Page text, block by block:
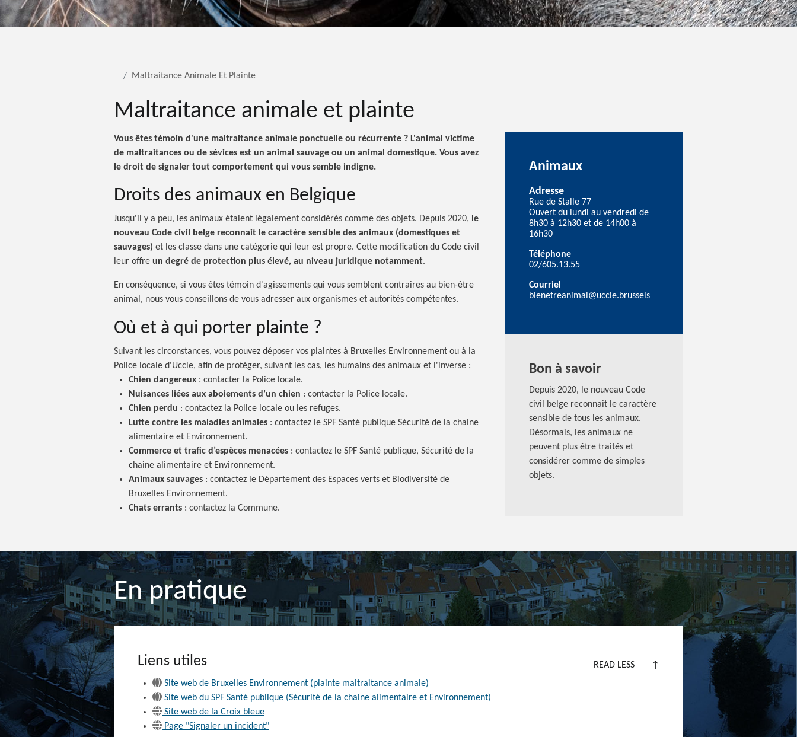
Maltraitance Animale Et Plainte
Maltraitance animale et plainte
Vous êtes témoin d'une maltraitance animale ponctuelle ou récurrente ? L'animal victime
de maltraitances ou de sévices est un animal sauvage ou un animal domestique. Vous avez
le droit de signaler tout comportement qui vous semble indigne.
Droits des animaux en Belgique
Jusqu'il y a peu, les animaux étaient légalement considérés comme des objets. Depuis 2020, le
nouveau Code civil belge reconnait le caractère sensible des animaux (domestiques et
sauvages) et les classe dans une catégorie qui leur est propre. Cette modification du Code civil
leur offre un degré de protection plus élevé, au niveau juridique notamment.
En conséquence, si vous êtes témoin d'agissements qui vous semblent contraires au bien-être
animal, nous vous conseillons de vous adresser aux organismes et autorités compétentes.
Où et à qui porter plainte ?
Suivant les circonstances, vous pouvez déposer vos plaintes à Bruxelles Environnement ou à la
Police locale d'Uccle, afin de protéger, suivant les cas, les humains des animaux et l'inverse :
Chien dangereux : contacter la Police locale.
Nuisances liées aux aboiements d’un chien : contacter la Police locale.
Chien perdu : contactez la Police locale ou les refuges.
Lutte contre les maladies animales : contactez le SPF Santé publique Sécurité de la chaine
alimentaire et Environnement.
Commerce et trafic d’espèces menacées : contactez le SPF Santé publique, Sécurité de la
chaine alimentaire et Environnement.
Animaux sauvages : contactez le Département des Espaces verts et Biodiversité de
Bruxelles Environnement.
Chats errants : contactez la Commune.
Animaux
Adresse
Rue de Stalle 77
Ouvert du lundi au vendredi de
8h30 à 12h30 et de 14h00 à
16h30
Téléphone
02/605.13.55
Courriel
bienetreanimal@uccle.brussels
Bon à savoir
Depuis 2020, le nouveau Code
civil belge reconnait le caractère
sensible de tous les animaux.
Désormais, les animaux ne
peuvent plus être traités et
considérer comme de simples
objets.
En pratique
Liens utiles READ LESS
↑
Site web de Bruxelles Environnement (plainte maltraitance animale)
Site web du SPF Santé publique (Sécurité de la chaine alimentaire et Environnement)
Site web de la Croix bleue
Page "Signaler un incident"